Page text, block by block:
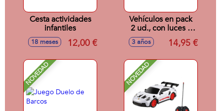
Cesta actividades
infantiles
18 meses 12,00 €
Vehículos en pack
2 ud., con luces y
sonidos
3 años 14,95 €
NOVEDAD NOVEDAD